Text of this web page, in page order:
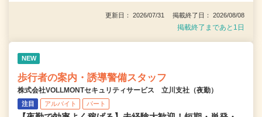
更新日： 2026/07/31 掲載終了日： 2026/08/08
掲載終了まであと1日
NEW
歩行者の案内・誘導警備スタッフ
株式会社VOLLMONTセキュリティサービス 立川支社（夜勤）
注目 アルバイト パート